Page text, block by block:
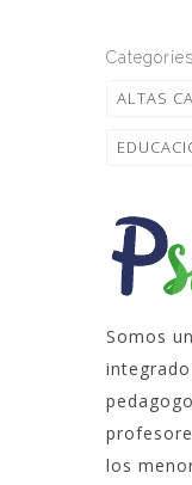
ALTAS
Somos
los